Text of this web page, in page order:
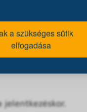
a szükséges sütik
elfogadása
venned, mert a
érkezz meg 15
tudjuk kezdeni a